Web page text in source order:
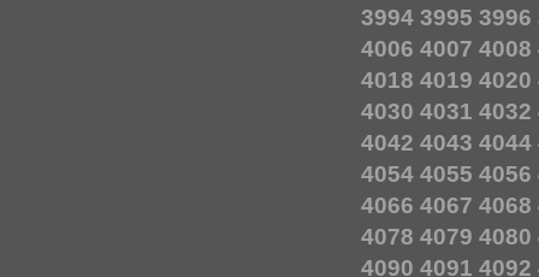
3994 3995 3996
4006 4007 4008
4018 4019 4020
4030 4031 4032
4042 4043 4044
4054 4055 4056
4066 4067 4068
4078 4079 4080
4090 4091 4092